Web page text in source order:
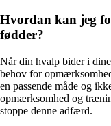
Hvordan kan jeg
fødder?
Når din hvalp bider i
behov for
en passende måde og
opmærksomhed og
stoppe denne adfærd.